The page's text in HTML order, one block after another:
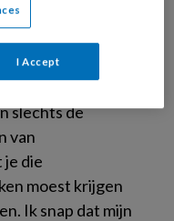
psychologen,
die zijn
kaart te brengen
Zij
slechts de
van
je die
moest krijgen
Ik snap dat mijn
I Accept